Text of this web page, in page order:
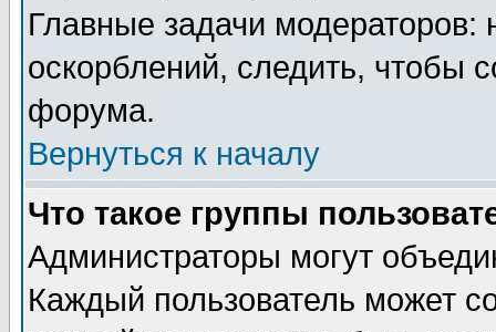
Главные задачи
оскорблений, следить, чтобы
форума.
Вернуться к началу
Что такое группы
Администраторы могут
Каждый пользователь может